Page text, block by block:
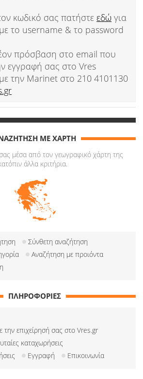
κωδικό σας πατήστε εδώ για
το username & το password
πρόσβαση στο email που
εγγραφή σας στο Vres
την Marinet στο 210 4101130
ΜΕ ΧΑΡΤΗ
μέσα από τον γεωγραφικό χάρτη της
άλλα κριτήρια.
Σύνθετη αναζήτηση
Αναζήτηση με προιόντα
ΠΛΗΡΟΦΟΡΙΕΣ
την επιχείρησή σας στο Vres.gr
καταχωρήσεις
Εγγραφή Επικοινωνία